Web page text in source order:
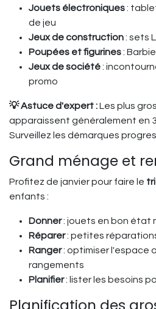
Jouets électroniques:
de jeu
Jeux de construction: sets
Poupées et figurines:
Jeux de société:
promo
💡 Astuce d'expert :Les plus
apparaissent généralement en
Surveillez les démarques
Grand ménage et
Profitez de janvier pour faire le
enfants :
Donner: jouets en bon état
Réparer: petites
Ranger: optimiser l'espace
rangements
Planifier: lister les besoins
Planification des